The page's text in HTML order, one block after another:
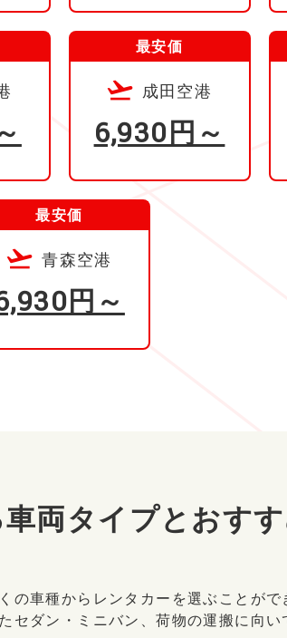
最安価
成田空港
6,930円～
最安価
青森空港
円～
車両タイプとおす
車種からレンタカーを選ぶことがで
ダン・ミニバン、荷物の運搬に向い